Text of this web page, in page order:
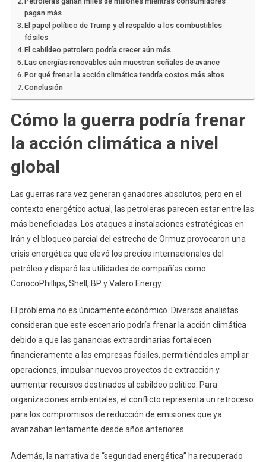
pagan más
El papel político de Trump y el respaldo a los combustibles
fósiles
El cabildeo petrolero podría crecer aún más
Las energías renovables aún muestran señales de avance
Por qué frenar la acción climática tendría costos más altos
Conclusión
Cómo la guerra podría frenar
la acción climática a nivel
global
Las guerras rara vez generan ganadores absolutos, pero en el
contexto energético actual, las petroleras parecen estar entre las
más beneficiadas. Los ataques a instalaciones estratégicas en
Irán y el bloqueo parcial del estrecho de Ormuz provocaron una
crisis energética que elevó los precios internacionales del
petróleo y disparó las utilidades de compañías como
ConocoPhillips, Shell, BP y Valero Energy.
El problema no es únicamente económico. Diversos analistas
consideran que este escenario podría frenar la acción climática
debido a que las ganancias extraordinarias fortalecen
financieramente a las empresas fósiles, permitiéndoles ampliar
operaciones, impulsar nuevos proyectos de extracción y
aumentar recursos destinados al cabildeo político. Para
organizaciones ambientales, el conflicto representa un retroceso
para los compromisos de reducción de emisiones que ya
avanzaban lentamente desde años anteriores.
Además, la narrativa de “seguridad energética” ha recuperado